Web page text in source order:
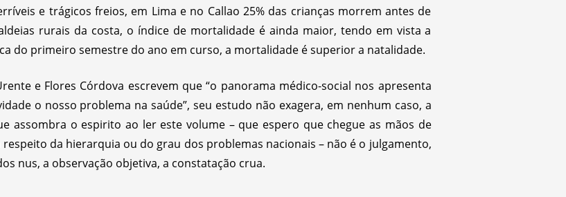
e trágicos freios, em Lima e no Callao 25% das crianças morrem antes de
rurais da costa, o índice de mortalidade é ainda maior, tendo em vista a
do primeiro semestre do ano em curso, a mortalidade é superior a natalidade.
e Flores Córdova escrevem que “o panorama médico-social nos apresenta
o nosso problema na saúde”, seu estudo não exagera, em nenhum caso, a
assombra o espirito ao ler este volume – que espero que chegue as mãos de
da hierarquia ou do grau dos problemas nacionais – não é o julgamento,
nus, a observação objetiva, a constatação crua.